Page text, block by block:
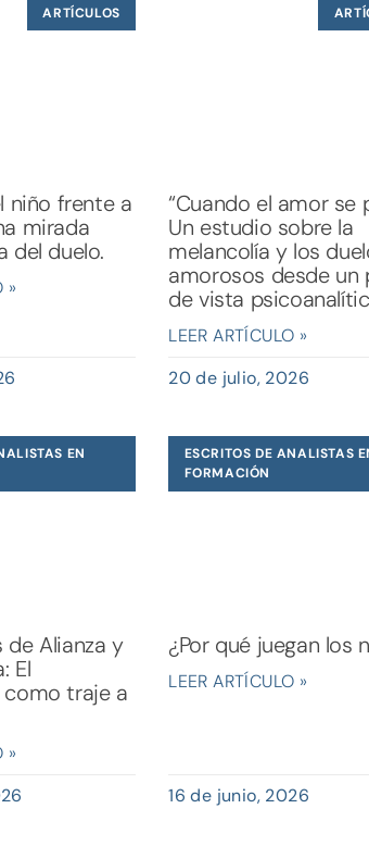
ARTÍCULOS
niño frente a
mirada
del duelo.
»
“Cuando el amor se
Un estudio sobre la
melancolía y los
amorosos desde un
de vista
LEER ARTÍCULO »
20 de julio, 2026
EN
de Alianza y
El
traje a
»
ESCRITOS DE ANALISTAS
FORMACIÓN
¿Por qué juegan los
LEER ARTÍCULO »
16 de junio, 2026